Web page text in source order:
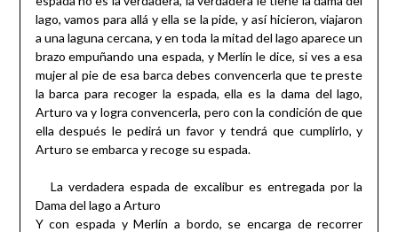
lago, vamos para allá y ella se la pide, y así hicieron, viajaron
a una laguna cercana, y en toda la mitad del lago aparece un
brazo empuñando una espada, y Merlín le dice, si ves a esa
mujer al pie de esa barca debes convencerla que te preste
la barca para recoger la espada, ella es la dama del lago,
Arturo va y logra convencerla, pero con la condición de que
ella después le pedirá un favor y tendrá que cumplirlo, y
Arturo se embarca y recoge su espada.
La verdadera espada de excalibur es entregada por la
Dama del lago a Arturo
Y con espada y Merlín a bordo, se encarga de recorrer